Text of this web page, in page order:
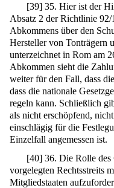
[39] 35. Hier ist der
Absatz 2 der Richtlinie
Abkommens über den
Hersteller von Tonträgern
unterzeichnet in Rom am
Abkommen sieht die
weiter für den Fall, dass
dass die nationale
regeln kann. Schließlich
als nicht erschöpfend,
einschlägig für die
Einzelfall angemessen ist.
[40] 36. Die Rolle des
vorgelegten Rechtsstreits
Mitgliedstaaten